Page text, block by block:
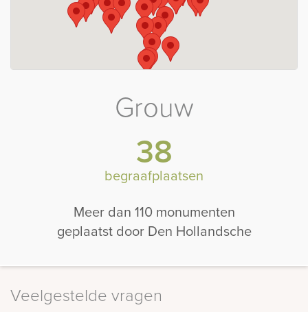
Grouw
38
begraafplaatsen
Meer dan 110 monumenten
geplaatst door Den Hollandsche
Veelgestelde vragen